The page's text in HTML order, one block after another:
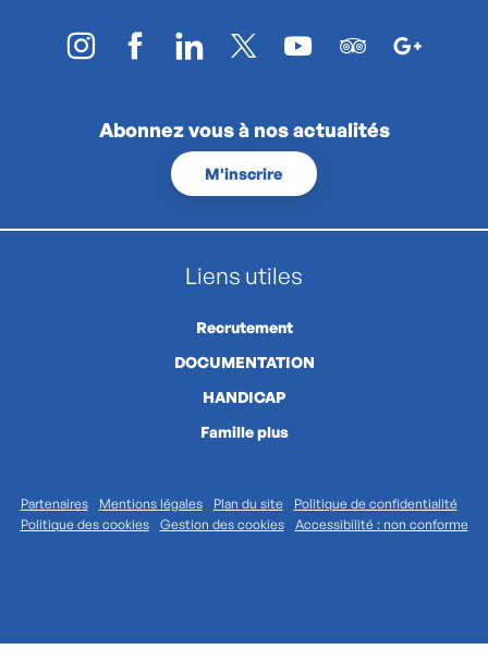
Abonnez vous à nos actualités
M'inscrire
Liens utiles
Recrutement
DOCUMENTATION
HANDICAP
Famille plus
Partenaires Mentions légales Plan du site
Politique de confidentialité
Politique des cookies
Gestion des cookies Accessibilité : non conforme